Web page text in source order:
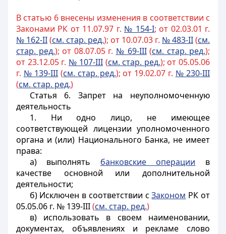
В статью 6 внесены изменения в соответствии с
Законами РК от 11.07.97 г. № 154-I; от 02.03.01 г.
№ 162-II(см. стар. ред.); от 10.07.03 г. № 483-II(см.
стар. ред.); от 08.07.05 г. № 69-III(см. стар. ред.);
от 23.12.05 г. № 107-III (см. стар. ред.); от 05.05.06
г. № 139-III (см. стар. ред.); от 19.02.07 г. № 230-III
(см. стар. ред.)
Статья 6. Запрет на неуполномоченную
деятельность
1. Ни одно лицо, не имеющее
соответствующей лицензии уполномоченного
органа и (или) Национального Банка, не имеет
права:
а) выполнять банковские операции в
качестве основной или дополнительной
деятельности;
б) Исключен в соответствии сЗаконом РК от
05.05.06 г. № 139-III(см. стар. ред.)
в) использовать в своем наименовании,
документах, объявлениях и рекламе слово